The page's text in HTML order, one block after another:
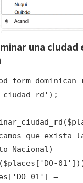
una
Nacional)